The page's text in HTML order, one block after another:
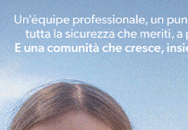
Più lette
Figline Incisa Valdarno 1
Piscina di Figline
Pnrr, il gruppo di